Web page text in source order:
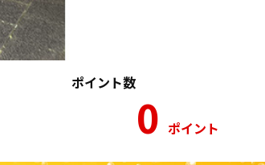
ポイント数
0ポイント